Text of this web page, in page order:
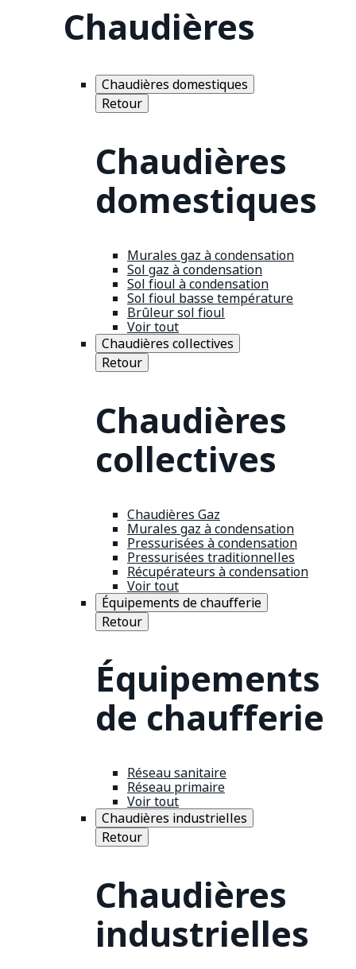
Chaudières
Chaudières domestiques
Retour
Chaudières
domestiques
Murales gaz à condensation
Sol gaz à condensation
Sol fioul à condensation
Sol fioul basse température
Brûleur sol fioul
Voir tout
Chaudières collectives
Retour
Chaudières
collectives
Chaudières Gaz
Murales gaz à condensation
Pressurisées à condensation
Pressurisées traditionnelles
Récupérateurs à condensation
Voir tout
Équipements de chaufferie
Retour
Équipements
de chaufferie
Réseau sanitaire
Réseau primaire
Voir tout
Chaudières industrielles
Retour
Chaudières
industrielles